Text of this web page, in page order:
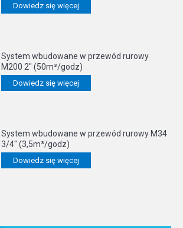
Dowiedz się więcej
System wbudowane w przewód rurowy
M200 2" (50m³/godz)
Dowiedz się więcej
System wbudowane w przewód rurowy M34
3/4″ (3,5m³/godz)
Dowiedz się więcej